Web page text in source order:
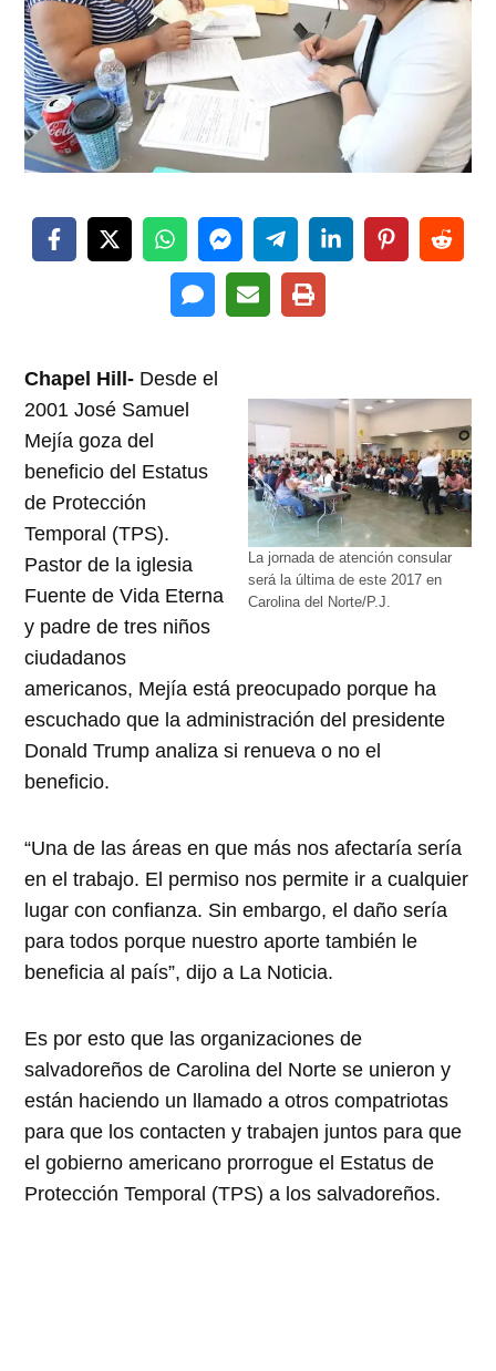
La jornada de atención consular
será la última de este 2017 en
Carolina del Norte/P.J.
Chapel Hill- Desde el
2001 José Samuel
Mejía goza del
beneficio del Estatus
de Protección
Temporal (TPS).
Pastor de la iglesia
Fuente de Vida Eterna
y padre de tres niños
ciudadanos
americanos, Mejía está preocupado porque ha
escuchado que la administración del presidente
Donald Trump analiza si renueva o no el
beneficio.
“Una de las áreas en que más nos afectaría sería
en el trabajo. El permiso nos permite ir a cualquier
lugar con confianza. Sin embargo, el daño sería
para todos porque nuestro aporte también le
beneficia al país”, dijo a La Noticia.
Es por esto que las organizaciones de
salvadoreños de Carolina del Norte se unieron y
están haciendo un llamado a otros compatriotas
para que los contacten y trabajen juntos para que
el gobierno americano prorrogue el Estatus de
Protección Temporal (TPS) a los salvadoreños.